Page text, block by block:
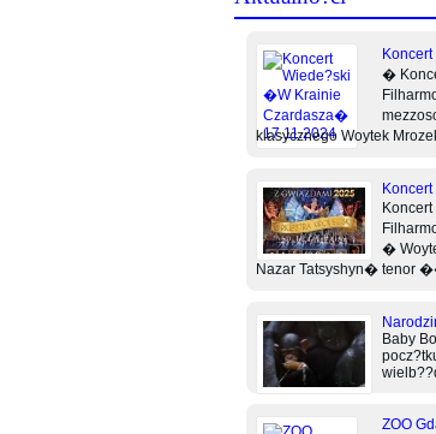
�
klasycznego Woytek
�
Nazar Tatsyshyn� tenor
Baby
ZOO